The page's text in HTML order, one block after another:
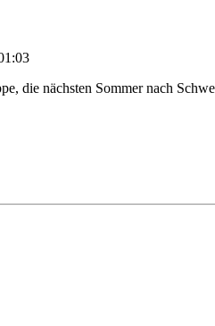
die nächsten Sommer nach